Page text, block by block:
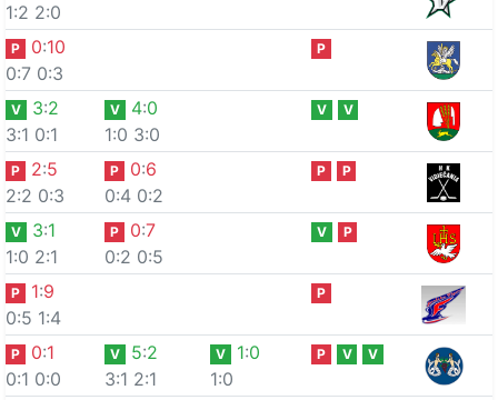
1:2 2:0
P 0:10
0:7 0:3
P
V 3:2
3:1 0:1
V 4:0
1:0 3:0
V V
P 2:5
2:2 0:3
P 0:6
0:4 0:2
P P
V 3:1
1:0 2:1
P 0:7
0:2 0:5
V P
P 1:9
0:5 1:4
P
P 0:1
0:1 0:0
V 5:2
3:1 2:1
V 1:0
1:0
P V V